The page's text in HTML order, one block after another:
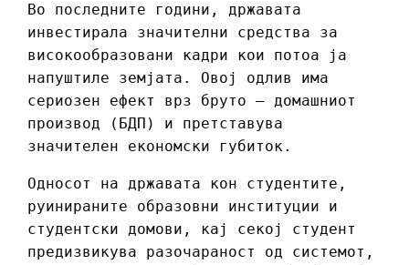
Во последните години, државата
инвестирала значителни средства за
високообразовани кадри кои потоа ја
напуштиле земјата. Овој одлив има
сериозен ефект врз бруто – домашниот
производ (БДП) и претставува
значителен економски губиток.
Односот на државата кон студентите,
руинираните образовни институции и
студентски домови, кај секој студент
предизвикува разочараност од системот,